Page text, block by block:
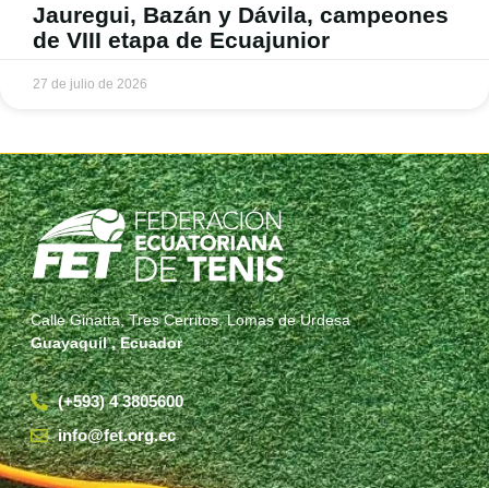
Jauregui, Bazán y Dávila, campeones
de VIII etapa de Ecuajunior
27 de julio de 2026
Calle Ginatta, Tres Cerritos, Lomas de Urdesa
Guayaquil , Ecuador
(+593) 4 3805600
info@fet.org.ec